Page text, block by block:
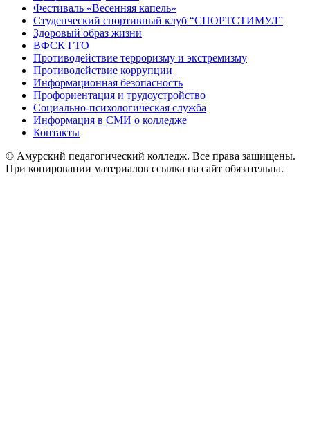
Фестиваль «Весенняя капель»
Студенческий спортивный клуб “СПОРТСТИМУЛ”
Здоровый образ жизни
ВФСК ГТО
Противодействие терроризму и экстремизму
Противодействие коррупции
Информационная безопасность
Профориентация и трудоустройство
Социально-психологическая служба
Информация в СМИ о колледже
Контакты
© Амурский педагогический колледж. Все права защищены.
При копировании материалов ссылка на сайт обязательна.